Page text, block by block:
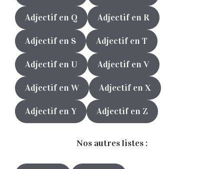
Adjectif en Q Adjectif en R
Adjectif en S Adjectif en T
Adjectif en U Adjectif en V
Adjectif en W Adjectif en X
Adjectif en Y Adjectif en Z
Nos autres listes :